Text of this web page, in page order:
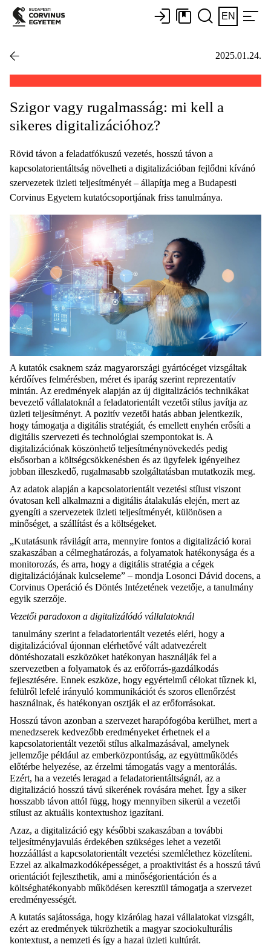
EN
2025.01.24.
Szigor vagy rugalmasság: mi kell a
sikeres digitalizációhoz?
Rövid távon a feladatfókuszú vezetés, hosszú távon a
kapcsolatorientáltság növelheti a digitalizációban fejlődni kívánó
szervezetek üzleti teljesítményét – állapítja meg a Budapesti
Corvinus Egyetem kutatócsoportjának friss tanulmánya.
A kutatók csaknem száz magyarországi gyártócéget vizsgáltak
kérdőíves felmérésben, méret és iparág szerint reprezentatív
mintán. Az eredmények alapján az új digitalizációs technikákat
bevezető vállalatoknál a feladatorientált vezetői stílus javítja az
üzleti teljesítményt. A pozitív vezetői hatás abban jelentkezik,
hogy támogatja a digitális stratégiát, és emellett enyhén erősíti a
digitális szervezeti és technológiai szempontokat is. A
digitalizációnak köszönhető teljesítménynövekedés pedig
elsősorban a költségcsökkenésben és az ügyfelek igényeihez
jobban illeszkedő, rugalmasabb szolgáltatásban mutatkozik meg.
Az adatok alapján a kapcsolatorientált vezetési stílust viszont
óvatosan kell alkalmazni a digitális átalakulás elején, mert az
gyengíti a szervezetek üzleti teljesítményét, különösen a
minőséget, a szállítást és a költségeket.
„Kutatásunk rávilágít arra, mennyire fontos a digitalizáció korai
szakaszában a célmeghatározás, a folyamatok hatékonysága és a
monitorozás, és arra, hogy a digitális stratégia a cégek
digitalizációjának kulcseleme” – mondja Losonci Dávid docens, a
Corvinus Operáció és Döntés Intézetének vezetője, a tanulmány
egyik szerzője.
Vezetői paradoxon a digitalizálódó vállalatoknál
tanulmány szerint a feladatorientált vezetés eléri, hogy a
digitalizációval újonnan elérhetővé vált adatvezérelt
döntéshozatali eszközöket hatékonyan használják fel a
szervezetben a folyamatok és az erőforrás-gazdálkodás
fejlesztésére. Ennek eszköze, hogy egyértelmű célokat tűznek ki,
felülről lefelé irányuló kommunikációt és szoros ellenőrzést
használnak, és hatékonyan osztják el az erőforrásokat.
Hosszú távon azonban a szervezet harapófogóba kerülhet, mert a
menedzserek kedvezőbb eredményeket érhetnek el a
kapcsolatorientált vezetői stílus alkalmazásával, amelynek
jellemzője például az emberközpontúság, az együttműködés
előtérbe helyezése, az érzelmi támogatás vagy a mentorálás.
Ezért, ha a vezetés leragad a feladatorientáltságnál, az a
digitalizáció hosszú távú sikerének rovására mehet. Így a siker
hosszabb távon attól függ, hogy mennyiben sikerül a vezetői
stílust az aktuális kontextushoz igazítani.
Azaz, a digitalizáció egy későbbi szakaszában a további
teljesítményjavulás érdekében szükséges lehet a vezetői
hozzáállást a kapcsolatorientált vezetési szemlélethez közelíteni.
Ezzel az alkalmazkodóképességet, a proaktivitást és a hosszú távú
orientációt fejleszthetik, ami a minőségorientáción és a
költséghatékonyabb működésen keresztül támogatja a szervezet
eredményességét.
A kutatás sajátossága, hogy kizárólag hazai vállalatokat vizsgált,
ezért az eredmények tükrözhetik a magyar szociokulturális
kontextust, a nemzeti és így a hazai üzleti kultúrát.